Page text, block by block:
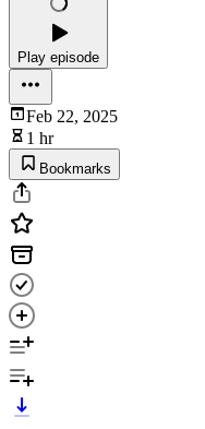
Play episode
Feb 22, 2025
1 hr
Bookmarks